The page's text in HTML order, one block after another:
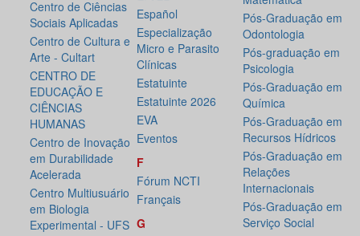
Centro de Ciências
Sociais Aplicadas
Centro de Cultura e
Arte - Cultart
CENTRO DE
EDUCAÇÃO E
CIÊNCIAS
HUMANAS
Centro de Inovação
em Durabilidade
Acelerada
Centro Multiusuário
em Biologia
Experimental - UFS
Español
Especialização
Micro e Parasito
Clínicas
Estatuinte
Estatuinte 2026
EVA
Eventos
F
Fórum NCTI
Français
G
Pós-Graduação em
Odontologia
Pós-graduação em
Psicologia
Pós-Graduação em
Química
Pós-Graduação em
Recursos Hídricos
Pós-Graduação em
Relações
Internacionais
Pós-Graduação em
Serviço Social